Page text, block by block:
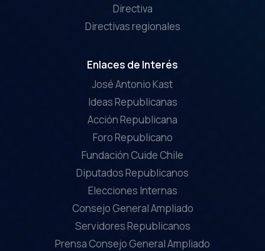
Directiva
Directivas regionales
Enlaces de Interés
José Antonio Kast
Ideas Republicanas
Acción Republicana
Foro Republicano
Fundación Cuide Chile
Diputados Republicanos
Elecciones Internas
Consejo General Ampliado
Servidores Republicanos
Prensa Consejo General Ampliado